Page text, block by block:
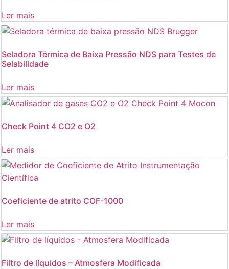
Ler mais
Seladora Térmica de Baixa Pressão NDS para Testes de
Selabilidade
Ler mais
Check Point 4 CO2 e O2
Ler mais
Coeficiente de atrito COF-1000
Ler mais
Filtro de líquidos – Atmosfera Modificada